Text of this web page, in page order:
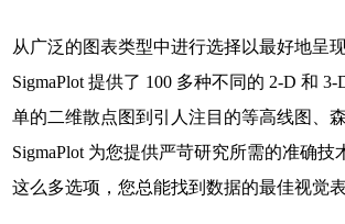
从广泛的图表类型中进行选择以最好地呈
SigmaPlot 提供了 100 多种不同的 2-D 和
单的二维散点图到引人注目的等高线图、
SigmaPlot 为您提供严苛研究所需的准确技
这么多选项，您总能找到数据的最佳视觉表